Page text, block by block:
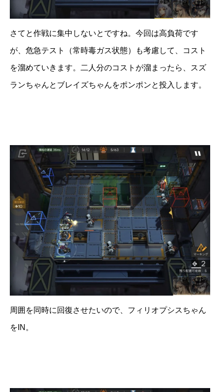
さてと作戦に集中しないとですね。今回は高負荷です
が、危急テスト（常時毒ガス状態）も考慮して、コスト
を溜めていきます。二人分のコストが溜まったら、スズ
ランちゃんとブレイズちゃんをポンポンと投入します。
周囲を同時に回復させたいので、フィリオプシスちゃん
をIN。